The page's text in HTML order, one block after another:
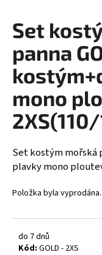
Set
panna
mono
Set kostým mořská
plavky mono
Položka byla
do 7 dnů
Kód: GOLD - 2XS
j
í
t
?
D
p
o